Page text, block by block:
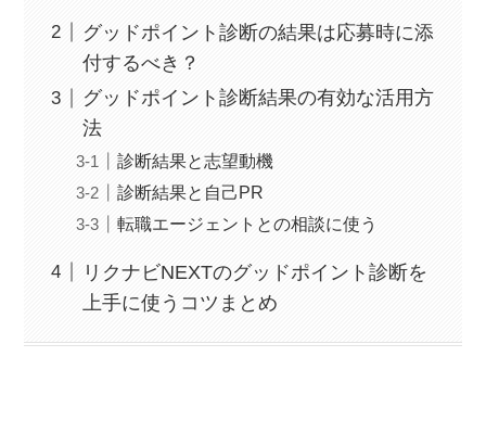
グッドポイント診断の結果は応募時に添
付するべき？
グッドポイント診断結果の有効な活用方
法
診断結果と志望動機
診断結果と自己PR
転職エージェントとの相談に使う
リクナビNEXTのグッドポイント診断を
上手に使うコツまとめ